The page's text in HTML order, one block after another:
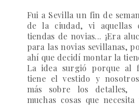
Fui a Sevilla un fin de
de la ciudad, vi aquellas
tiendas de novias... ¡Era
para las novias sevillanas,
ahí que decidí montar la
La idea surgió porque al
tiene el vestido y
más sobre los detalles,
muchas cosas que